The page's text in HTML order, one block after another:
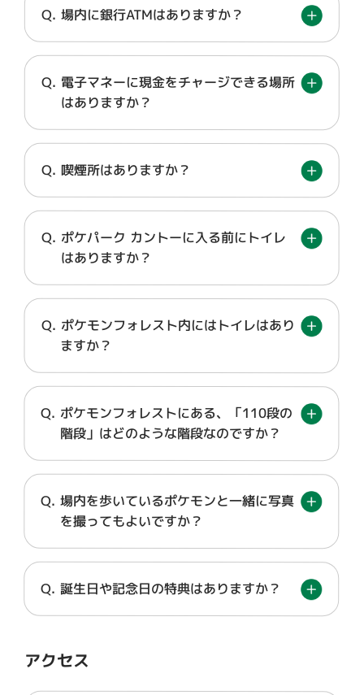
場内に銀行ATMはありますか？
電子マネーに現金をチャージできる場所
はありますか？
喫煙所はありますか？
ポケパーク カントーに入る前にトイレ
はありますか？
ポケモンフォレスト内にはトイレはあり
ますか？
ポケモンフォレストにある、「110段の
階段」はどのような階段なのですか？
場内を歩いているポケモンと一緒に写真
を撮ってもよいですか？
誕生日や記念日の特典はありますか？
アクセス